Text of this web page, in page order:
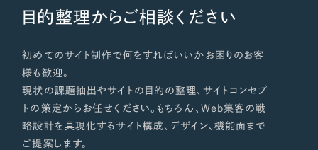
目的整理からご相談ください
初めてのサイト制作で何をすればいいかお困りのお客
様も歓迎。
現状の課題抽出やサイトの目的の整理、サイトコンセプ
トの策定からお任せください。もちろん、Web集客の戦
略設計を具現化するサイト構成、デザイン、機能面まで
ご提案します。